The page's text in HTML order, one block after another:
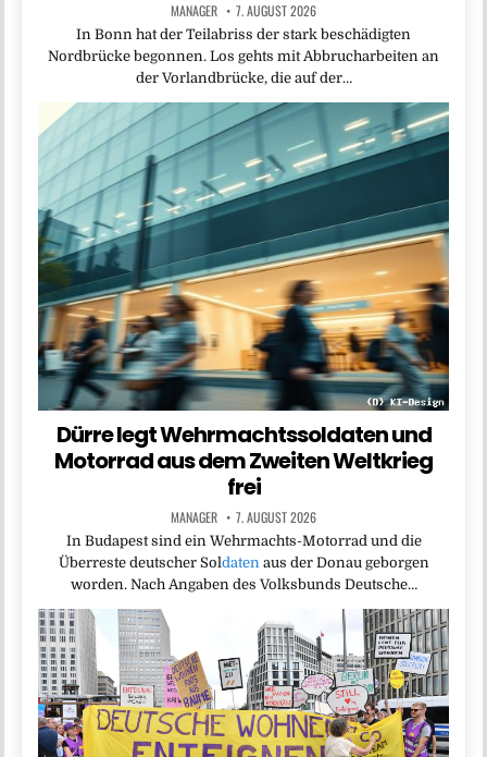
MANAGER 7. AUGUST 2026
In Bonn hat der Teilabriss der stark beschädigten
Nordbrücke begonnen. Los gehts mit Abbrucharbeiten an
der Vorlandbrücke, die auf der…
Dürre legt Wehrmachtssoldaten und
Motorrad aus dem Zweiten Weltkrieg
frei
MANAGER 7. AUGUST 2026
In Budapest sind ein Wehrmachts-Motorrad und die
Überreste deutscher Soldatenaus der Donau geborgen
worden. Nach Angaben des Volksbunds Deutsche…